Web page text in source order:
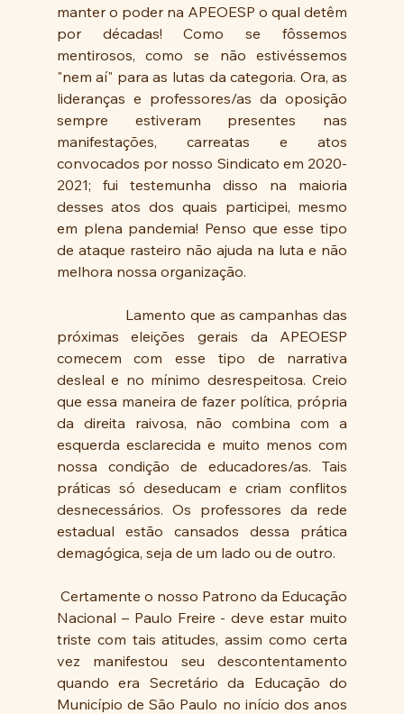
manter o poder na APEOESP o qual detêm
por décadas! Como se fôssemos
mentirosos, como se não estivéssemos
"nem aí" para as lutas da categoria. Ora, as
lideranças e professores/as da oposição
sempre estiveram presentes nas
manifestações, carreatas e atos
convocados por nosso Sindicato em 2020-
2021; fui testemunha disso na maioria
desses atos dos quais participei, mesmo
em plena pandemia! Penso que esse tipo
de ataque rasteiro não ajuda na luta e não
melhora nossa organização.
próximas eleições gerais da APEOESP
comecem com esse tipo de narrativa
desleal e no mínimo desrespeitosa. Creio
que essa maneira de fazer política, própria
da direita raivosa, não combina com a
esquerda esclarecida e muito menos com
nossa condição de educadores/as. Tais
práticas só deseducam e criam conflitos
desnecessários. Os professores da rede
estadual estão cansados dessa prática
demagógica, seja de um lado ou de outro.
Nacional – Paulo Freire - deve estar muito
triste com tais atitudes, assim como certa
vez manifestou seu descontentamento
quando era Secretário da Educação do
Município de São Paulo no início dos anos